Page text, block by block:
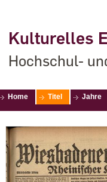
Kulturelles
Hochschul-
Home Titel Jahre